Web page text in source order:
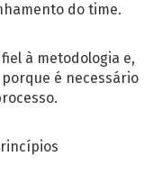
do time.
à metodologia e,
é necessário